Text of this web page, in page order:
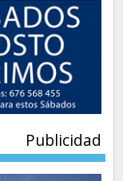
Publicidad